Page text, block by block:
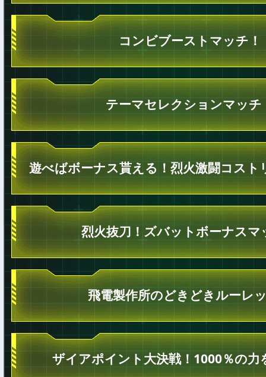
コンビブーストマッチ！
テーマセレクションマッチ
遊べばボーナス貰える！烈火激闘コスト
烈火抜刀！ズバットボーナスマ
飛電製作所のどきどきルーレ
ザイアポイント大決戦！1000％の力